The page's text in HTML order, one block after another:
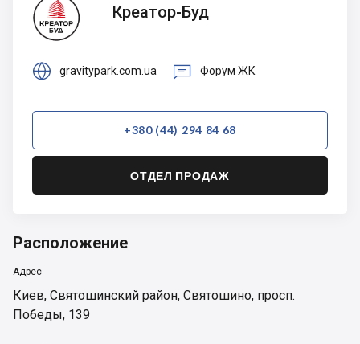
Буд
Креатор-Буд
 gravitypark.com.ua  Форум ЖК
+380 (44) 294 84 68
ОТДЕЛ ПРОДАЖ
Расположение
Адрес
Киев, Святошинский район, Святошино, просп.
Победы, 139